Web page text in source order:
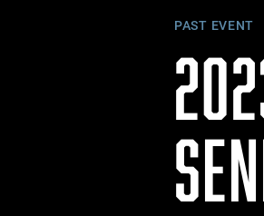
PAST EVENT